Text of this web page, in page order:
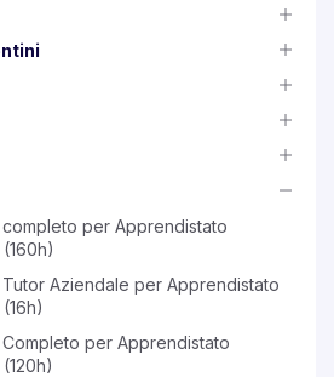
per Apprendistato
Aziendale per Apprendistato
per Apprendistato